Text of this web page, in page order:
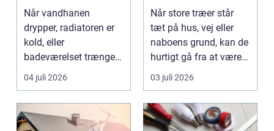
vand, varme og
energi
Når vandhanen
drypper, radiatoren er
kold, eller
badeværelset trænger
til en gennemgribende
renoveri...
04 juli 2026
store og
besværlige træer
Når store træer står
tæt på hus, vej eller
naboens grund, kan de
hurtigt gå fra at være
smukke til a...
03 juli 2026